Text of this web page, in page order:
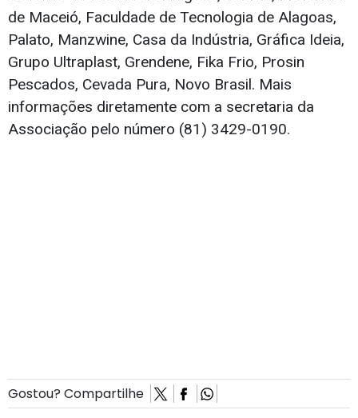
de Maceió, Faculdade de Tecnologia de Alagoas,
Palato, Manzwine, Casa da Indústria, Gráfica Ideia,
Grupo Ultraplast, Grendene, Fika Frio, Prosin
Pescados, Cevada Pura, Novo Brasil. Mais
informações diretamente com a secretaria da
Associação pelo número (81) 3429-0190.
Gostou? Compartilhe